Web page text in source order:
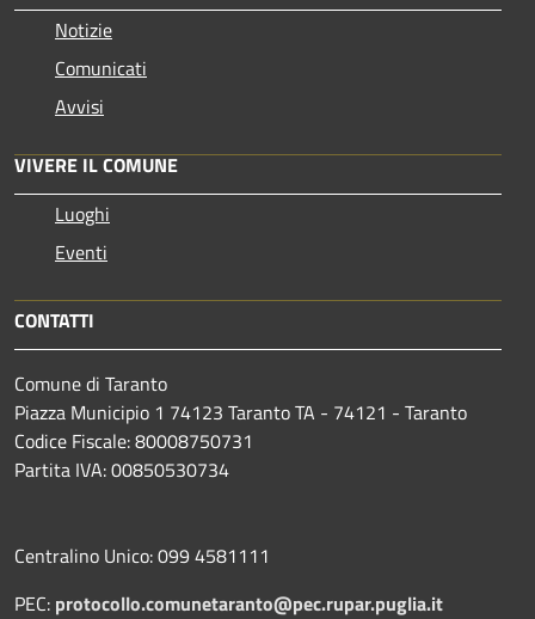
Notizie
Comunicati
Avvisi
VIVERE IL COMUNE
Luoghi
Eventi
CONTATTI
Comune di Taranto
Piazza Municipio 1 74123 Taranto TA - 74121 - Taranto
Codice Fiscale: 80008750731
Partita IVA: 00850530734
Centralino Unico: 099 4581111
PEC: protocollo.comunetaranto@pec.rupar.puglia.it